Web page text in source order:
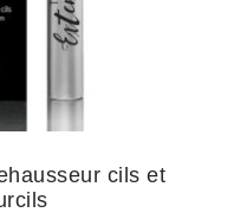
cils et